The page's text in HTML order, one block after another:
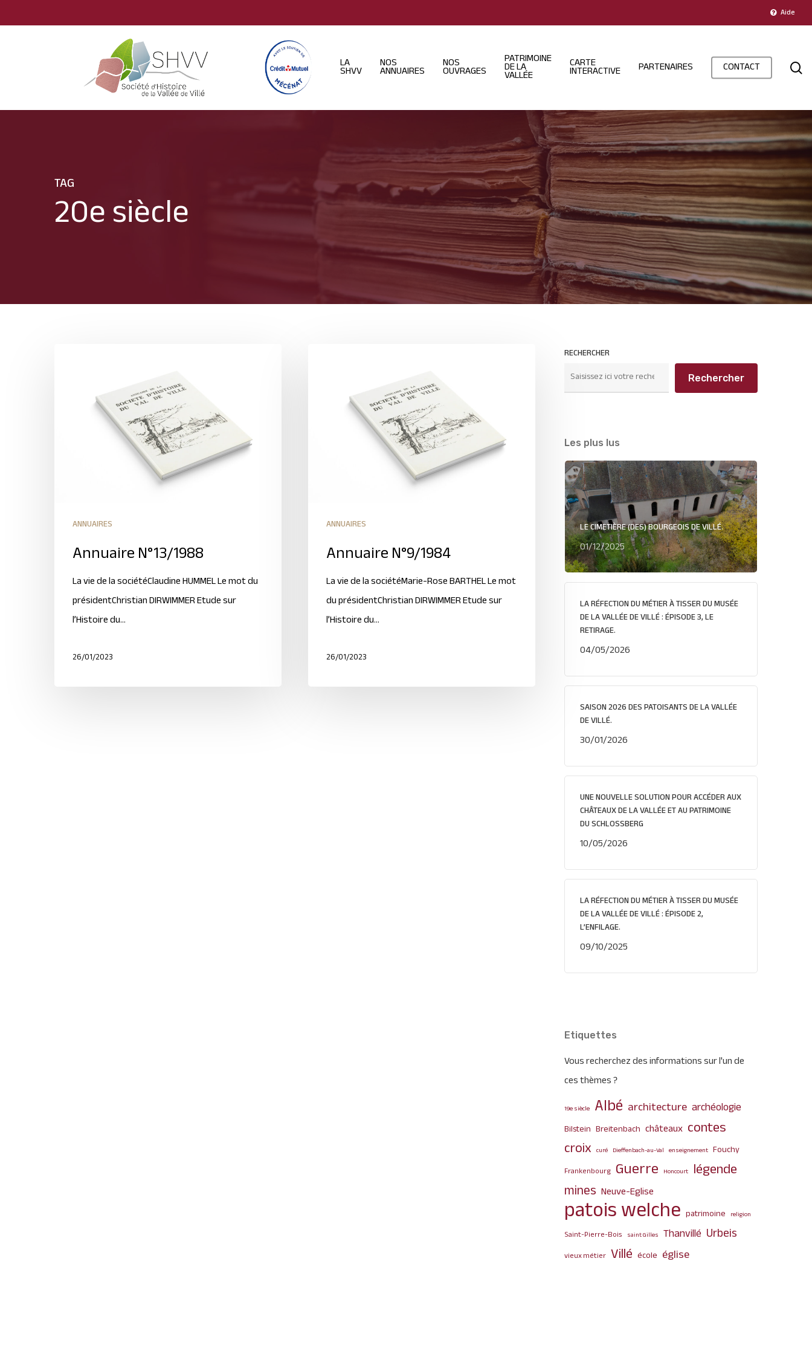
to
Aide
LA
SHVV
NOS
ANNUAIRES
NOS
OUVRAGES
PATRIMOINE
DE LA
VALLÉE
CARTE
INTERACTIVE PARTENAIRES CONTACT
TAG
20e siècle
ANNUAIRES
Annuaire N°13/1988
La vie de la sociétéClaudine HUMMEL Le mot du
présidentChristian DIRWIMMER Etude sur
l’Histoire du…
26/01/2023
ANNUAIRES
Annuaire N°9/1984
La vie de la sociétéMarie-Rose BARTHEL Le mot
du présidentChristian DIRWIMMER Etude sur
l’Histoire du…
26/01/2023
RECHERCHER
Rechercher
Les plus lus
LE CIMETIÈRE (DES) BOURGEOIS DE VILLÉ.
01/12/2025
LA RÉFECTION DU MÉTIER À TISSER DU MUSÉE
DE LA VALLÉE DE VILLÉ : ÉPISODE 3, LE
RETIRAGE.
04/05/2026
SAISON 2026 DES PATOISANTS DE LA VALLÉE
DE VILLÉ.
30/01/2026
UNE NOUVELLE SOLUTION POUR ACCÉDER AUX
CHÂTEAUX DE LA VALLÉE ET AU PATRIMOINE
DU SCHLOSSBERG
10/05/2026
LA RÉFECTION DU MÉTIER À TISSER DU MUSÉE
DE LA VALLÉE DE VILLÉ : ÉPISODE 2,
L’ENFILAGE.
09/10/2025
Etiquettes
Vous recherchez des informations sur l'un de
ces thèmes ?
19e siècle Albé architecture archéologie
Bilstein Breitenbach châteaux contes
croix curé Dieffenbach-au-Val enseignement Fouchy
Frankenbourg Guerre Honcourt légende
mines Neuve-Eglise
patois welche patrimoine religion
Saint-Pierre-Bois saint Gilles Thanvillé Urbeis
vieux métier Villé école église